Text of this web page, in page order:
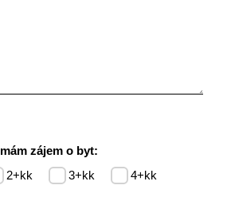
mám zájem o byt:
2+kk 3+kk 4+kk